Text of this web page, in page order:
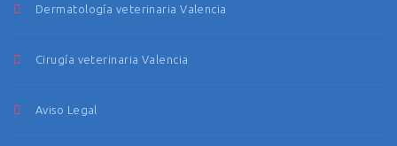
Dermatología veterinaria Valencia
Cirugía veterinaria Valencia
Aviso Legal